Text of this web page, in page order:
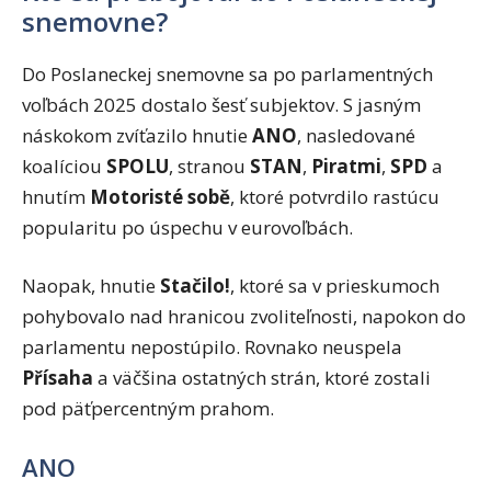
snemovne?
Do Poslaneckej snemovne sa po parlamentných
voľbách 2025 dostalo šesť subjektov. S jasným
náskokom zvíťazilo hnutieANO, nasledované
koalíciou SPOLU, stranou STAN, Piratmi, SPD a
hnutím Motoristé sobě, ktoré potvrdilo rastúcu
popularitu po úspechu v eurovoľbách.
Naopak, hnutie Stačilo!, ktoré sa v prieskumoch
pohybovalo nad hranicou zvoliteľnosti, napokon do
parlamentu nepostúpilo. Rovnako neuspela
Přísaha a väčšina ostatných strán, ktoré zostali
pod päťpercentným prahom.
ANO